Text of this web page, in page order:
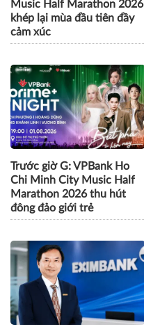
Music Half Marathon 2026
khép lại mùa đầu tiên đầy
cảm xúc
Trước giờ G: VPBank Ho
Chi Minh City Music Half
Marathon 2026 thu hút
đông đảo giới trẻ